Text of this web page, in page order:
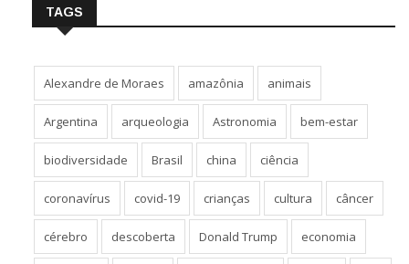
TAGS
Alexandre de Moraes amazônia animais
Argentina arqueologia Astronomia bem-estar
biodiversidade Brasil china ciência
coronavírus covid-19 crianças cultura câncer
cérebro descoberta Donald Trump economia